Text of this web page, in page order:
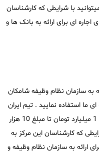
میتوانید با شرایطی که کارشناسان
ای برای ارائه به بانک ها و
به سازمان نظام وظیفه شامکان
ما استفاده نمایید . تیم ایران
سند توانایی تامین وثیقه اجاره ای از مبلغ 1 میلیارد تومان تا مبلغ 10 هزار
که کارشناسان این مرکز به
ارائه به سازمان نظام وظیفه و